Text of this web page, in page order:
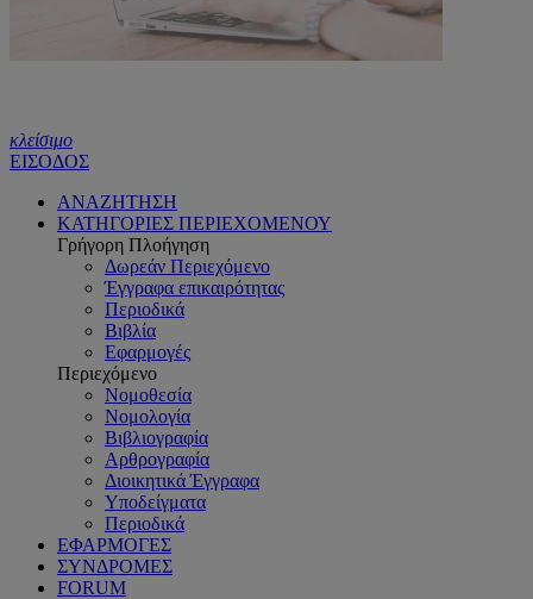
κλείσιμο
ΕΙΣΟΔΟΣ
ΑΝΑΖΗΤΗΣΗ
ΚΑΤΗΓΟΡΙΕΣ ΠΕΡΙΕΧΟΜΕΝΟΥ
Γρήγορη Πλοήγηση
Δωρεάν Περιεχόμενο
Έγγραφα επικαιρότητας
Περιοδικά
Βιβλία
Εφαρμογές
Περιεχόμενο
Νομοθεσία
Νομολογία
Βιβλιογραφία
Αρθρογραφία
Διοικητικά Έγγραφα
Υποδείγματα
Περιοδικά
ΕΦΑΡΜΟΓΕΣ
ΣΥΝΔΡΟΜΕΣ
FORUM